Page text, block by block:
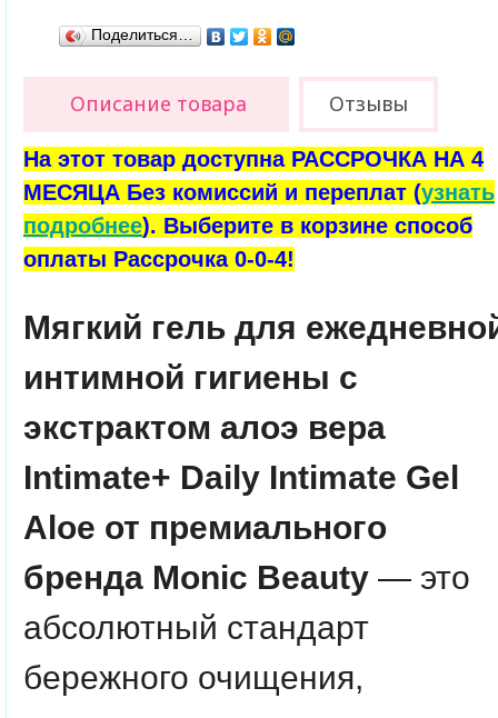
Поделиться…
Описание товара Отзывы
На этот товар доступна РАССРОЧКА НА 4
МЕСЯЦА Без комиссий и переплат (узнать
подробнее). Выберите в корзине способ
оплаты Рассрочка 0-0-4!
Мягкий гель для
интимной гигиены с
экстрактом алоэ вера
Intimate+ Daily Intimate Gel
Aloe от премиального
бренда Monic Beauty — это
абсолютный стандарт
бережного очищения,